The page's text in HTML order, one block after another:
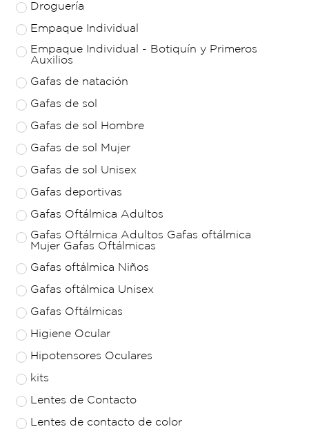
Droguería
Empaque Individual
Empaque Individual - Botiquín y Primeros
Auxilios
Gafas de natación
Gafas de sol
Gafas de sol Hombre
Gafas de sol Mujer
Gafas de sol Unisex
Gafas deportivas
Gafas Oftálmica Adultos
Gafas Oftálmica Adultos Gafas oftálmica
Mujer Gafas Oftálmicas
Gafas oftálmica Niños
Gafas oftálmica Unisex
Gafas Oftálmicas
Higiene Ocular
Hipotensores Oculares
kits
Lentes de Contacto
Lentes de contacto de color